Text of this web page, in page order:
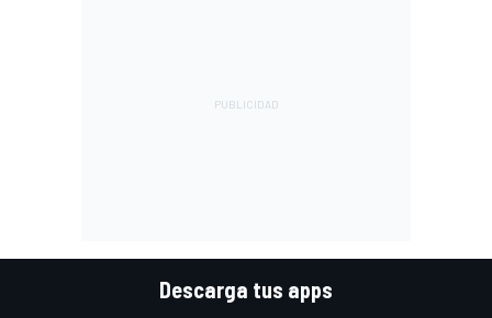
Descarga tus apps